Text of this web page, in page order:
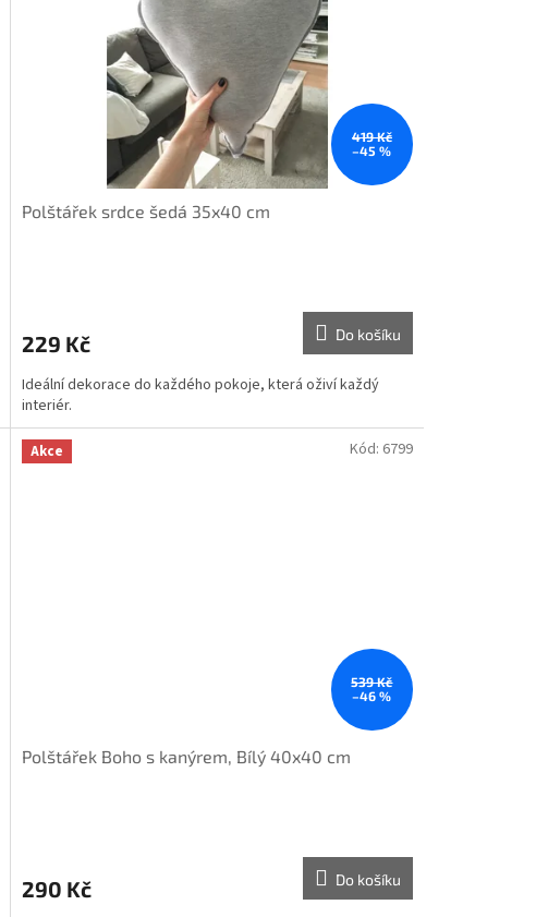
419 Kč
–45 %
Polštářek srdce šedá 35x40 cm
229 Kč Do košíku
Ideální dekorace do každého pokoje, která oživí každý
interiér.
Akce
539 Kč
–46 %
Polštářek Boho s kanýrem, Bílý 40x40 cm
290 Kč Do košíku
Kód: 6799